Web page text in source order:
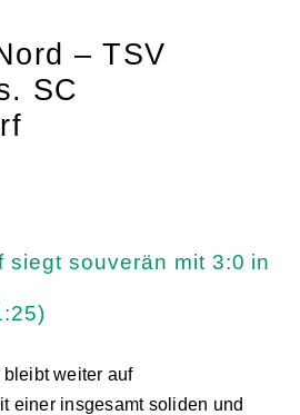
– TSV
SC
siegt souverän mit 3:0 in
bleibt weiter auf
einer insgesamt soliden und